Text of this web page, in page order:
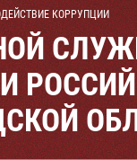
КОРРУПЦИИ